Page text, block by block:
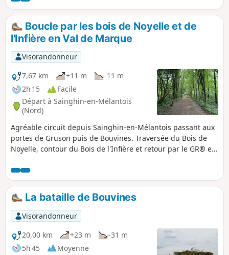
Boucle par les bois de Noyelle et de
l'Infière en Val de Marque
Visorandonneur
7,67 km
+11 m
-11 m
2h 15
Facile
Départ à Sainghin-en-Mélantois
(Nord)
Agréable circuit depuis Sainghin-en-Mélantois passant aux
portes de Gruson puis de Bouvines. Traversée du Bois de
Noyelle, contour du Bois de l'Infière et retour par le GR® en
La bataille de Bouvines
Visorandonneur
20,00 km
+23 m
-31 m
5h 45
Moyenne